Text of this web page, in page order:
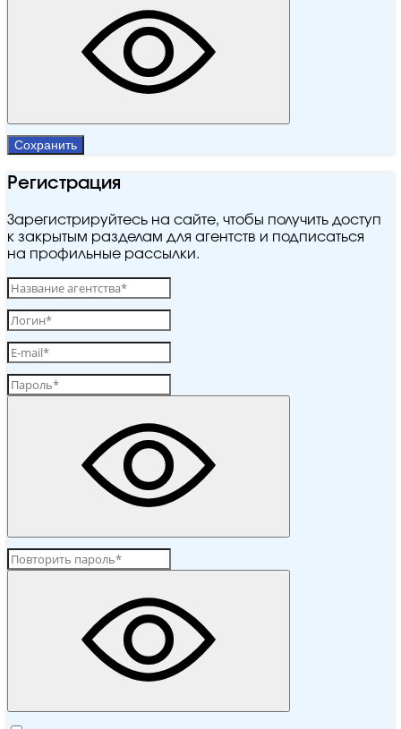
Сохранить
Регистрация
Зарегистрируйтесь на сайте, чтобы получить доступ
к закрытым разделам для агентств и подписаться
на профильные рассылки.